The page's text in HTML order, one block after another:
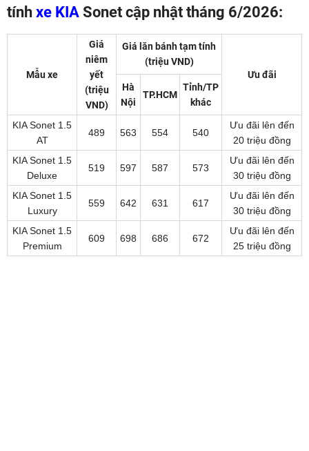
tính xe KIA Sonet cập nhật tháng 6/2026:
Mẫu xe
Giá
niêm
yết
(triệu
VND)
Giá lăn bánh tạm tính
(triệu VND)
Ưu đãi
Hà
Nội
TP.HCM
Tỉnh/TP
khác
KIA Sonet 1.5
AT
489 563 554 540
Ưu đãi lên đến
20 triệu đồng
KIA Sonet 1.5
Deluxe
519 597 587 573
Ưu đãi lên đến
30 triệu đồng
KIA Sonet 1.5
Luxury
559 642 631 617
Ưu đãi lên đến
30 triệu đồng
KIA Sonet 1.5
Premium
609 698 686 672
Ưu đãi lên đến
25 triệu đồng